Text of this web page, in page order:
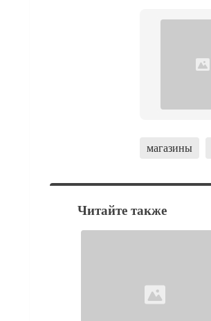
магазины
Читайте также